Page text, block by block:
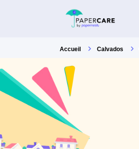
Accueil Calvados